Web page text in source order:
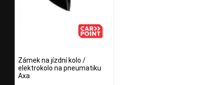
Zámek na jízdní kolo /
elektrokolo na pneumatiku
Axa